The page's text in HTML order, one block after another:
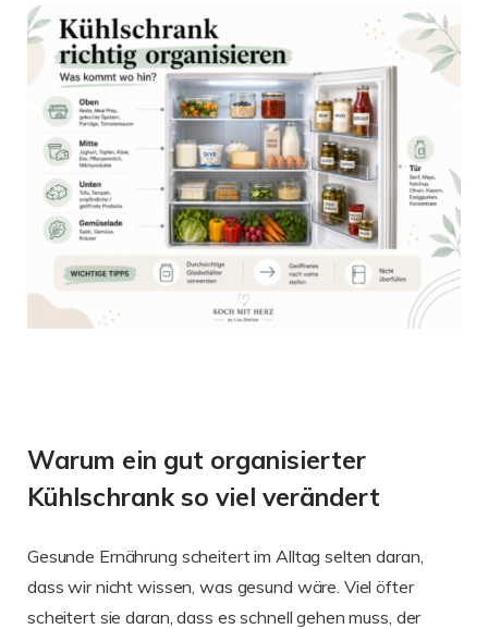
Warum ein gut organisierter
Kühlschrank so viel verändert
Gesunde Ernährung scheitert im Alltag selten daran,
dass wir nicht wissen, was gesund wäre. Viel öfter
scheitert sie daran, dass es schnell gehen muss, der